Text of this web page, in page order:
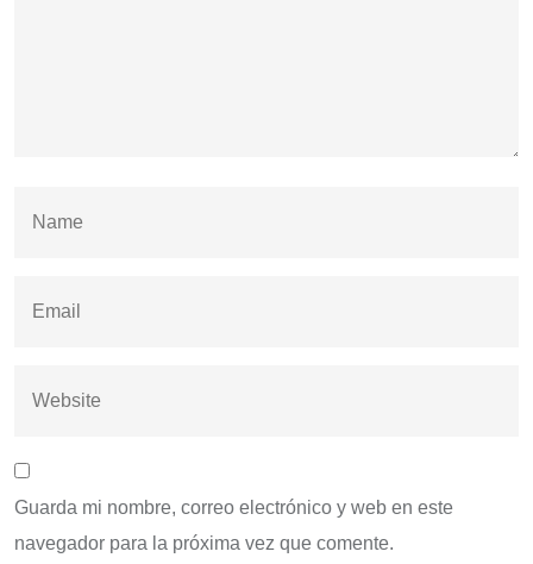
Guarda mi nombre, correo electrónico y web en este
navegador para la próxima vez que comente.